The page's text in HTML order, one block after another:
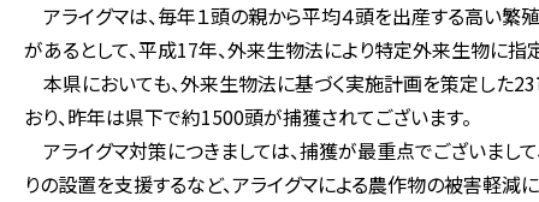
アライグマは、毎年１頭の親から平均４頭を出産する高い
があるとして、平成17年、外来生物法により特定外来生物に指
本県においても、外来生物法に基づく実施計画を策定した
おり、昨年は県下で約1500頭が捕獲されてございます。
アライグマ対策につきましては、捕獲が最重点でございまし
りの設置を支援するなど、アライグマによる農作物の被害軽減